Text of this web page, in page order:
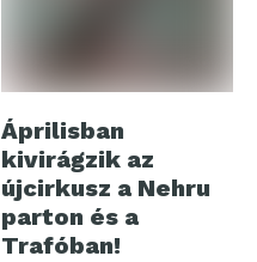
Áprilisban
kivirágzik az
újcirkusz a Nehru
parton és a
Trafóban!